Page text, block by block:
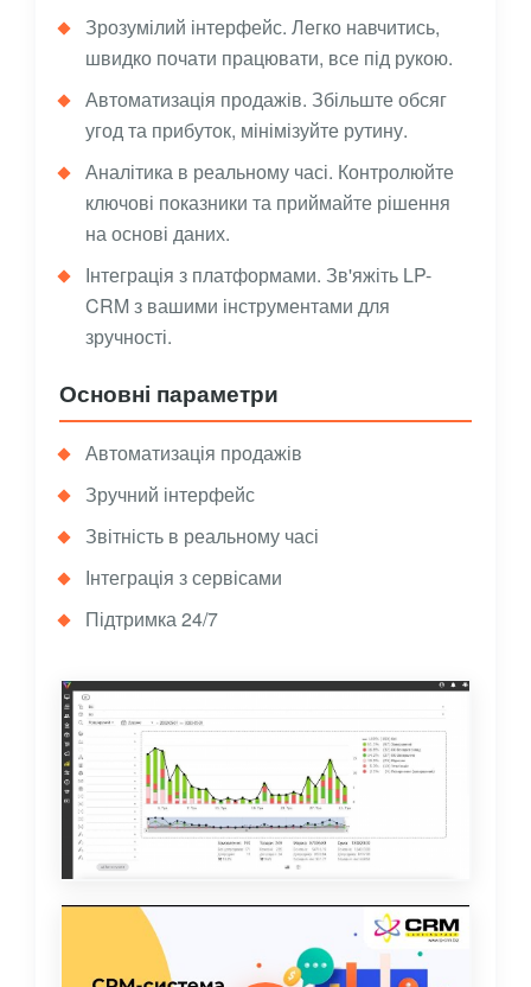
Зрозумілий інтерфейс. Легко навчитись,
швидко почати працювати, все під рукою.
Автоматизація продажів. Збільште обсяг
угод та прибуток, мінімізуйте рутину.
Аналітика в реальному часі. Контролюйте
ключові показники та приймайте рішення
на основі даних.
Інтеграція з платформами. Зв'яжіть LP-
CRM з вашими інструментами для
зручності.
Основні параметри
Автоматизація продажів
Зручний інтерфейс
Звітність в реальному часі
Інтеграція з сервісами
Підтримка 24/7